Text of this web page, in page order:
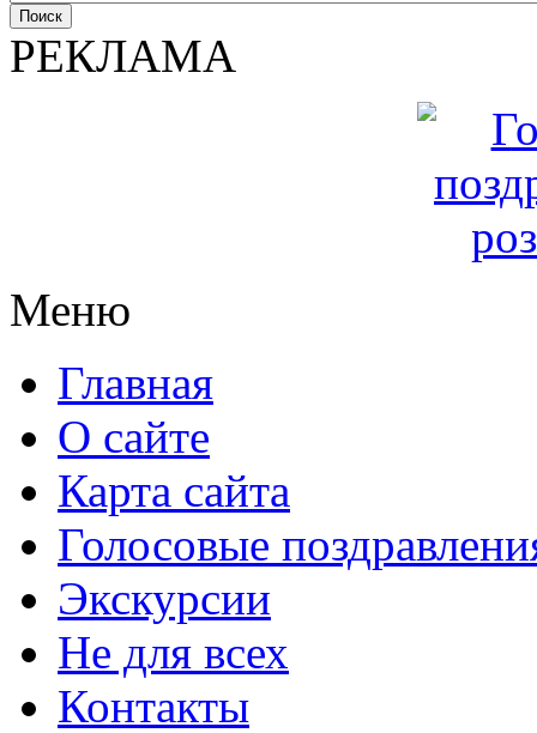
РЕКЛАМА
Меню
Главная
О сайте
Карта сайта
Голосовые
Экскурсии
Не для всех
Контакты